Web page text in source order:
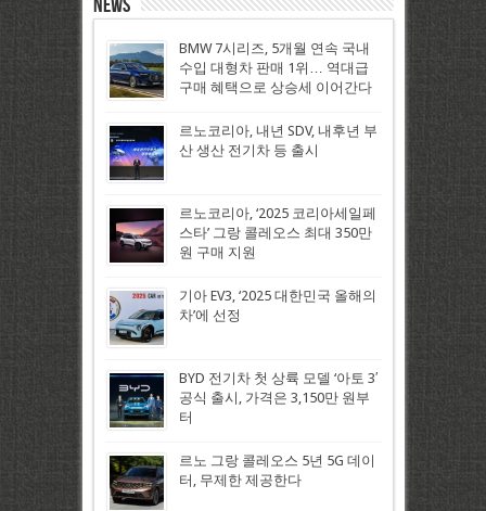
News
BMW 7시리즈, 5개월 연속 국내
수입 대형차 판매 1위… 역대급
구매 혜택으로 상승세 이어간다
르노코리아, 내년 SDV, 내후년 부
산 생산 전기차 등 출시
르노코리아, ‘2025 코리아세일페
스타’ 그랑 콜레오스 최대 350만
원 구매 지원
기아 EV3, ‘2025 대한민국 올해의
차’에 선정
BYD 전기차 첫 상륙 모델 ‘아토 3′
공식 출시, 가격은 3,150만 원부
터
르노 그랑 콜레오스 5년 5G 데이
터, 무제한 제공한다